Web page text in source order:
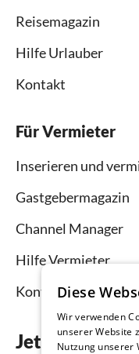
Reisemagazin
Hilfe Urlauber
Kontakt
Für Vermieter
Inserieren und
Gastgebermagazin
Channel Manager
Hilfe Vermieter
Kontakt
Jetzt die App
Diese
Wir verwenden
unserer Website
Nutzung unserer